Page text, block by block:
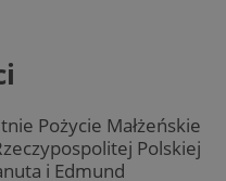
Pożycie Małżeńskie
Polskiej
i Edmund